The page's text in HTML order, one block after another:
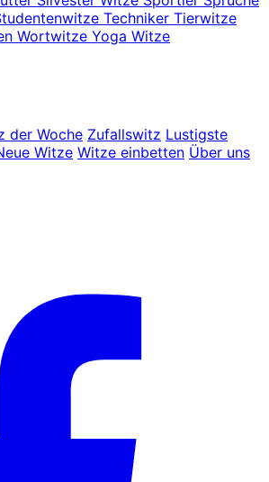
Techniker Tierwitze
Wortwitze Yoga Witze
der Woche Zufallswitz Lustigste
Witze Witze einbetten Über uns